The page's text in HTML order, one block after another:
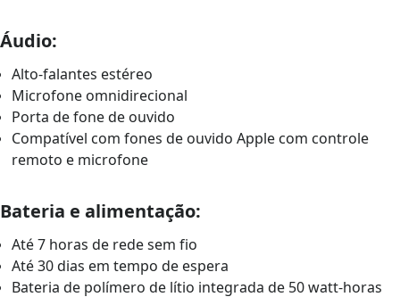
Áudio:
Alto-falantes estéreo
Microfone omnidirecional
Porta de fone de ouvido
Compatível com fones de ouvido Apple com controle
remoto e microfone
Bateria e alimentação:
Até 7 horas de rede sem fio
Até 30 dias em tempo de espera
Bateria de polímero de lítio integrada de 50 watt-horas